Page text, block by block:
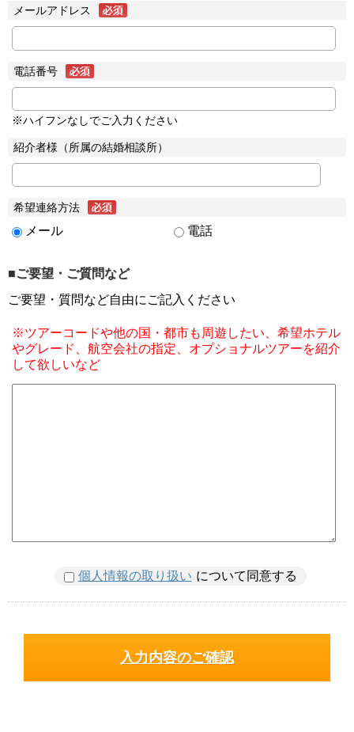
メールアドレス
電話番号
※ハイフンなしでご入力ください
紹介者様（所属の結婚相談所）
希望連絡方法
メール 電話
■ご要望・ご質問など
ご要望・質問など自由にご記入ください
※ツアーコードや他の国・都市も周遊したい、希望ホテル
やグレード、航空会社の指定、オプショナルツアーを紹介
して欲しいなど
個人情報の取り扱い について同意する